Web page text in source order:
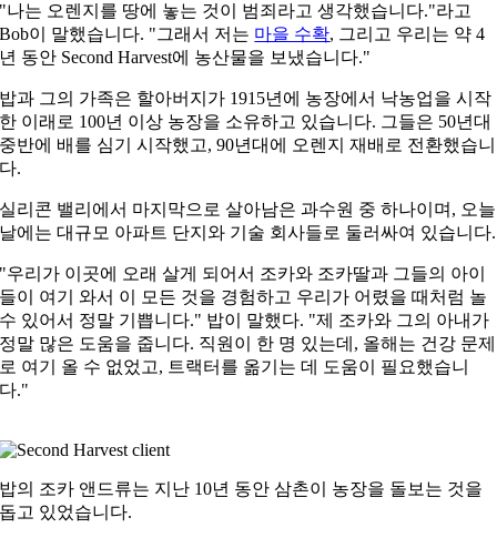
"나는 오렌지를 땅에 놓는 것이 범죄라고 생각했습니다."라고
Bob이 말했습니다. "그래서 저는 마을 수확, 그리고 우리는 약 4
년 동안 Second Harvest에 농산물을 보냈습니다."
밥과 그의 가족은 할아버지가 1915년에 농장에서 낙농업을 시작
한 이래로 100년 이상 농장을 소유하고 있습니다. 그들은 50년대
중반에 배를 심기 시작했고, 90년대에 오렌지 재배로 전환했습니
다.
실리콘 밸리에서 마지막으로 살아남은 과수원 중 하나이며, 오늘
날에는 대규모 아파트 단지와 기술 회사들로 둘러싸여 있습니다.
"우리가 이곳에 오래 살게 되어서 조카와 조카딸과 그들의 아이
들이 여기 와서 이 모든 것을 경험하고 우리가 어렸을 때처럼 놀
수 있어서 정말 기쁩니다." 밥이 말했다. "제 조카와 그의 아내가
정말 많은 도움을 줍니다. 직원이 한 명 있는데, 올해는 건강 문제
로 여기 올 수 없었고, 트랙터를 옮기는 데 도움이 필요했습니
다."
밥의 조카 앤드류는 지난 10년 동안 삼촌이 농장을 돌보는 것을
돕고 있었습니다.